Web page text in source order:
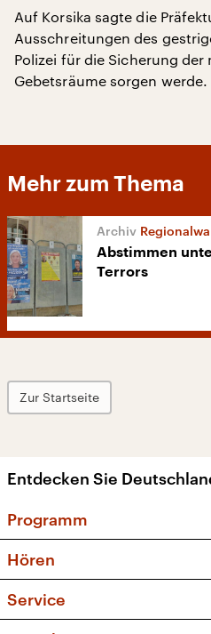
Auf Korsika sagte die
Ausschreitungen des
Polizei für die Sicherung der
Gebetsräume sorgen werde.
Mehr zum Thema
Abstimmen
Terrors
Zur Startseite
Entdecken Sie
Programm
Sendungen und
Musikliste
Hören
Frequenzen (UKW +
Service